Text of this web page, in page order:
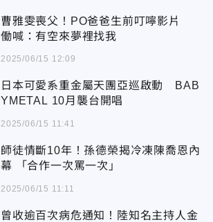
曹雅雯喪父！PO爸爸生前叮嚀影片
働喊：有空來夢裡找我
2025/06/15 12:09
日本可愛系重金屬天團亞巡啟動 BAB
YMETAL 10月襲台開唱
2025/06/15 11:41
師徒情斷10年！孫德榮揭冷凍陳喬恩內
幕 「合作一次罵一次」
2025/06/15 11:11
曾收逾百次病危通知！陸知名主持人金